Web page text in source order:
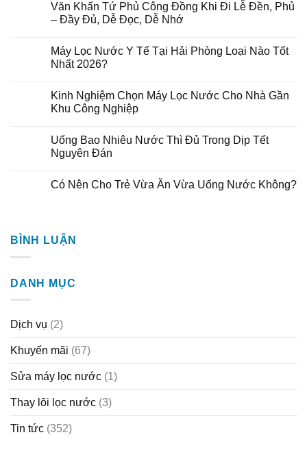
Văn Khấn Tứ Phủ Công Đồng Khi Đi Lễ Đền, Phủ
– Đầy Đủ, Dễ Đọc, Dễ Nhớ
Máy Lọc Nước Y Tế Tại Hải Phòng Loại Nào Tốt
Nhất 2026?
Kinh Nghiệm Chọn Máy Lọc Nước Cho Nhà Gần
Khu Công Nghiệp
Uống Bao Nhiêu Nước Thì Đủ Trong Dịp Tết
Nguyên Đán
Có Nên Cho Trẻ Vừa Ăn Vừa Uống Nước Không?
BÌNH LUẬN
DANH MỤC
Dịch vụ (2)
Khuyến mãi (67)
Sửa máy lọc nước (1)
Thay lõi lọc nước (3)
Tin tức (352)